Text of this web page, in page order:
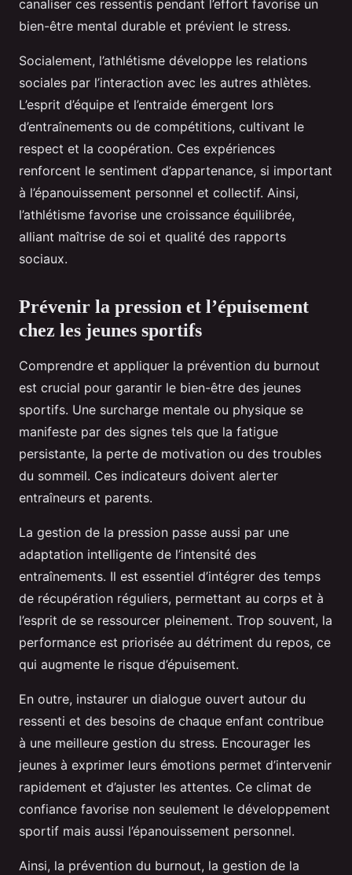
canaliser ces ressentis pendant l’effort favorise un
bien-être mental durable et prévient le stress.
Socialement, l’athlétisme développe les relations
sociales par l’interaction avec les autres athlètes.
L’esprit d’équipe et l’entraide émergent lors
d’entraînements ou de compétitions, cultivant le
respect et la coopération. Ces expériences
renforcent le sentiment d’appartenance, si important
à l’épanouissement personnel et collectif. Ainsi,
l’athlétisme favorise une croissance équilibrée,
alliant maîtrise de soi et qualité des rapports
sociaux.
Prévenir la pression et l’épuisement
chez les jeunes sportifs
Comprendre et appliquer la prévention du burnout
est crucial pour garantir le bien-être des jeunes
sportifs. Une surcharge mentale ou physique se
manifeste par des signes tels que la fatigue
persistante, la perte de motivation ou des troubles
du sommeil. Ces indicateurs doivent alerter
entraîneurs et parents.
La gestion de la pression passe aussi par une
adaptation intelligente de l’intensité des
entraînements. Il est essentiel d’intégrer des temps
de récupération réguliers, permettant au corps et à
l’esprit de se ressourcer pleinement. Trop souvent, la
performance est priorisée au détriment du repos, ce
qui augmente le risque d’épuisement.
En outre, instaurer un dialogue ouvert autour du
ressenti et des besoins de chaque enfant contribue
à une meilleure gestion du stress. Encourager les
jeunes à exprimer leurs émotions permet d’intervenir
rapidement et d’ajuster les attentes. Ce climat de
confiance favorise non seulement le développement
sportif mais aussi l’épanouissement personnel.
Ainsi, la prévention du burnout, la gestion de la